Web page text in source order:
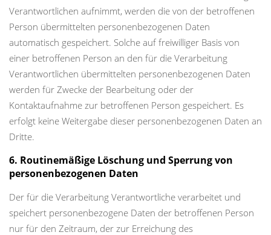
Verantwortlichen aufnimmt, werden die von der betroffenen
Person übermittelten personenbezogenen Daten
automatisch gespeichert. Solche auf freiwilliger Basis von
einer betroffenen Person an den für die Verarbeitung
Verantwortlichen übermittelten personenbezogenen Daten
werden für Zwecke der Bearbeitung oder der
Kontaktaufnahme zur betroffenen Person gespeichert. Es
erfolgt keine Weitergabe dieser personenbezogenen Daten an
Dritte.
6. Routinemäßige Löschung und Sperrung von
personenbezogenen Daten
Der für die Verarbeitung Verantwortliche verarbeitet und
speichert personenbezogene Daten der betroffenen Person
nur für den Zeitraum, der zur Erreichung des